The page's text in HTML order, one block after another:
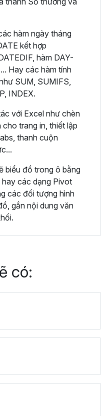
hàm ngày tháng
kết hợp
hàm DAY-
Hay các hàm tính
SUM, SUMIFS,
INDEX.
với Excel như chèn
trang in, thiết lập
thanh cuộn
biểu đồ trong ô bằng
hay các dạng Pivot
các đối tượng hình
gắn nội dung văn
có: